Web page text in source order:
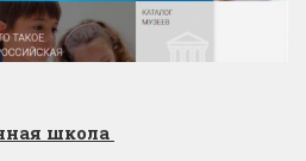
школа